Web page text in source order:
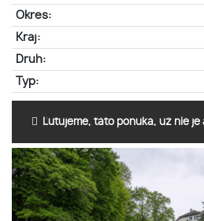
Okres:
Kraj:
Druh:
Typ:
Ľutujeme, táto ponuka, už nie je